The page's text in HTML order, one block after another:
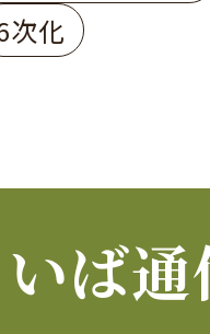
次化
ば